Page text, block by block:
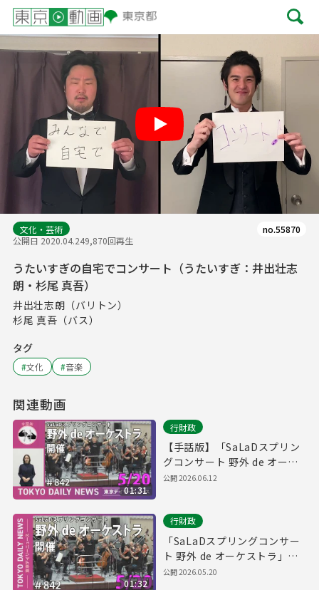
文化・芸術
公開日 2020.04.249,870回再生
no.55870
うたいすぎの自宅でコンサート（うたいすぎ：井出壮志
朗・杉尾 真吾）
井出壮志朗（バリトン）
杉尾 真吾（バス）
タグ
#文化 #音楽
関連動画
01:31
行財政
【手話版】「SaLaDスプリン
グコンサート 野外 de オーケ
ストラ」開催（令和8年5月20
公開2026.06.12
01:32
行財政
「SaLaDスプリングコンサー
ト 野外 de オーケストラ」開
催（令和8年5月20日 東京デイ
公開2026.05.20